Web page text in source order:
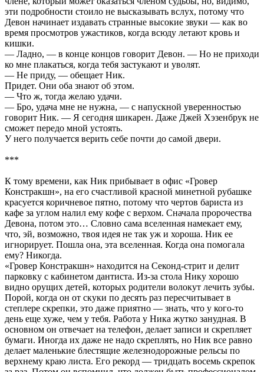
эти подробности стоило не высказывать вслух, потому что
Девон начинает издавать странные высокие звуки — как во
время просмотров ужастиков, когда всюду летают кровь и
кишки.
— Ладно, — в конце концов говорит Девон. — Но не приходи
ко мне плакаться, когда тебя застукают и уволят.
— Не приду, — обещает Ник.
Придет. Они оба знают об этом.
— Что ж, тогда желаю удачи.
— Бро, удача мне не нужна, — с напускной уверенностью
говорит Ник. — Я сегодня шикарен. Даже Джей Хэзенбрук не
сможет передо мной устоять.
У него получается верить себе почти до самой двери.
***
К тому времени, как Ник прибывает в офис «Гровер
Констракшн», на его счастливой красной минетной рубашке
красуется коричневое пятно, потому что чертов бариста из
кафе за углом налил ему кофе с верхом. Сначала пророчества
Девона, потом это… Словно сама вселенная намекает ему,
что, эй, возможно, твоя идея не так уж и хороша. Ник ее
игнорирует. Пошла она, эта вселенная. Когда она помогала
ему? Никогда.
«Гровер Констракшн» находится на Секонд-стрит и делит
парковку с кабинетом дантиста. Из-за стола Нику хорошо
видно орущих детей, которых родители волокут лечить зубы.
Порой, когда он от скуки по десять раз пересчитывает в
степлере скрепки, это даже приятно — знать, что у кого-то
день еще хуже, чем у тебя. Работа у Ника жутко занудная. В
основном он отвечает на телефон, делает записи и скрепляет
бумаги. Иногда их даже не надо скреплять, но Ник все равно
делает маленькие блестящие железнодорожные рельсы по
верхнему краю листа. Его рекорд — тридцать восемь скрепок